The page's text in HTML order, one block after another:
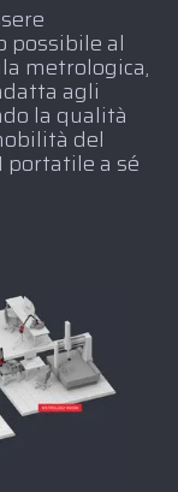
possibile al
metrologica,
agli
la qualità
del
portatile a sé